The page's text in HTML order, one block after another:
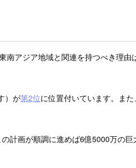
アジア地域と関連を持つべき理
）が第2位に位置付いています。ま
計画が順調に進めば6億5000万の